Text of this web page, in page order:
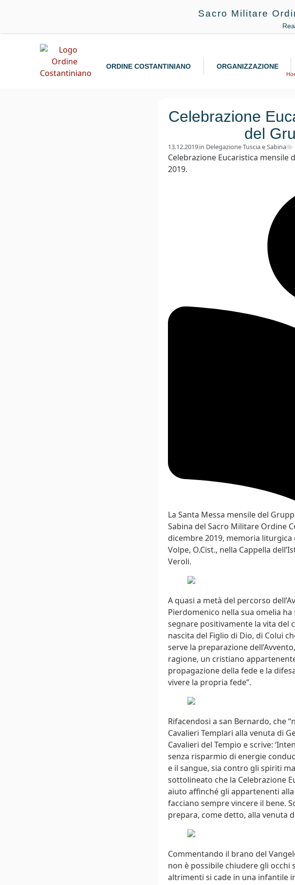
Sacro Militare
ORDINE COSTANTINIANO ORGANIZZAZIONE
Celebrazione
del
13.12.2019in Delegazione Tuscia e Sabina
Celebrazione Eucaristica mensile
2019.
La Santa Messa mensile del
Sabina del Sacro Militare Ordine
dicembre 2019, memoria liturgica
Volpe, O.Cist., nella Cappella
Veroli.
A quasi a metà del percorso
Pierdomenico nella sua omelia
segnare positivamente la vita del
nascita del Figlio di Dio, di Colui
serve la preparazione
ragione, un cristiano
propagazione della fede e la
vivere la propria fede”.
Rifacendosi a san Bernardo, che
Cavalieri Templari alla venuta di
Cavalieri del Tempio e scrive:
senza risparmio di energie
e il sangue, sia contro gli spiriti
sottolineato che la Celebrazione
aiuto affinché gli appartenenti
facciano sempre vincere il bene.
prepara, come detto, alla venuta
Commentando il brano del
non è possibile chiudere gli occhi
altrimenti si cade in una infantile